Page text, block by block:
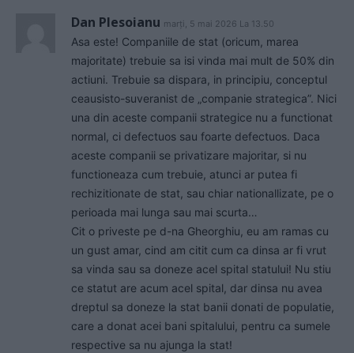
Dan Plesoianu marți, 5 mai 2026 La 13.50
Asa este! Companiile de stat (oricum, marea
majoritate) trebuie sa isi vinda mai mult de 50% din
actiuni. Trebuie sa dispara, in principiu, conceptul
ceausisto-suveranist de „companie strategica”. Nici
una din aceste companii strategice nu a functionat
normal, ci defectuos sau foarte defectuos. Daca
aceste companii se privatizare majoritar, si nu
functioneaza cum trebuie, atunci ar putea fi
rechizitionate de stat, sau chiar nationallizate, pe o
perioada mai lunga sau mai scurta…
Cit o priveste pe d-na Gheorghiu, eu am ramas cu
un gust amar, cind am citit cum ca dinsa ar fi vrut
sa vinda sau sa doneze acel spital statului! Nu stiu
ce statut are acum acel spital, dar dinsa nu avea
dreptul sa doneze la stat banii donati de populatie,
care a donat acei bani spitalului, pentru ca sumele
respective sa nu ajunga la stat!